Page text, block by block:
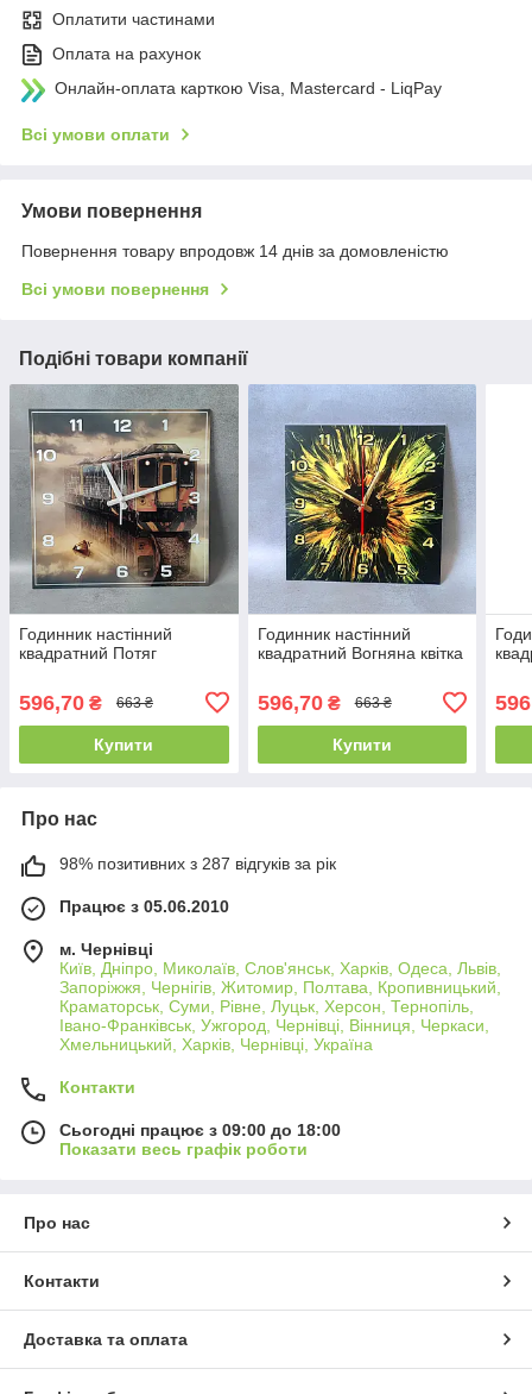
Оплатити частинами
Оплата на рахунок
Онлайн-оплата карткою Visa, Mastercard - LiqPay
Всі умови оплати
Умови повернення
Повернення товару впродовж 14 днів за домовленістю
Всі умови повернення
Подібні товари компанії
Годинник настінний
квадратний Потяг
596,70 ₴ 663 ₴
Купити
Годинник настінний
квадратний Вогняна квітка
596,70₴ 663 ₴
Купити
Про нас
98% позитивних з 287 відгуків за рік
Працює з 05.06.2010
м. Чернівці
Київ, Дніпро, Миколаїв, Слов'янськ, Харків, Одеса, Львів,
Запоріжжя, Чернігів, Житомир, Полтава, Кропивницький,
Краматорськ, Суми, Рівне, Луцьк, Херсон, Тернопіль,
Івано-Франківськ, Ужгород, Чернівці, Вінниця, Черкаси,
Хмельницький, Харків, Чернівці, Україна
Контакти
Сьогодні працює з 09:00 до 18:00
Показати весь графік роботи
Про нас
Контакти
Доставка та оплата